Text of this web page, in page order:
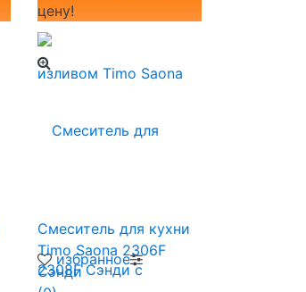
избранное
цену!
Смеситель для кухни
Timo Saona 2306F
Сэнди